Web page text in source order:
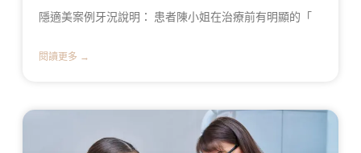
隱適美案例牙況說明： 患者陳小姐在治療前有明顯的「
閱讀更多 →